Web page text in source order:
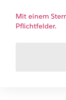
Mit einem
Pflichtfelder.